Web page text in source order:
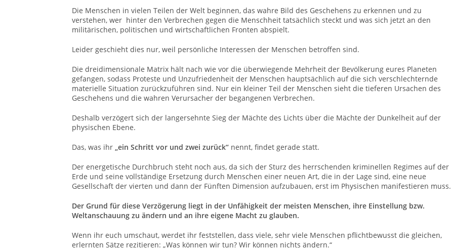
Die Menschen in vielen Teilen der Welt beginnen, das wahre Bild des Geschehens zu erkennen und zu
verstehen, wer hinter den Verbrechen gegen die Menschheit tatsächlich steckt und was sich jetzt an den
militärischen, politischen und wirtschaftlichen Fronten abspielt.
Leider geschieht dies nur, weil persönliche Interessen der Menschen betroffen sind.
Die dreidimensionale Matrix hält nach wie vor die überwiegende Mehrheit der Bevölkerung eures Planeten
gefangen, sodass Proteste und Unzufriedenheit der Menschen hauptsächlich auf die sich verschlechternde
materielle Situation zurückzuführen sind. Nur ein kleiner Teil der Menschen sieht die tieferen Ursachen des
Geschehens und die wahren Verursacher der begangenen Verbrechen.
Deshalb verzögert sich der langersehnte Sieg der Mächte des Lichts über die Mächte der Dunkelheit auf der
physischen Ebene.
Das, was ihr „ein Schritt vor und zwei zurück“ nennt, findet gerade statt.
Der energetische Durchbruch steht noch aus, da sich der Sturz des herrschenden kriminellen Regimes auf der
Erde und seine vollständige Ersetzung durch Menschen einer neuen Art, die in der Lage sind, eine neue
Gesellschaft der vierten und dann der Fünften Dimension aufzubauen, erst im Physischen manifestieren muss.
Der Grund für diese Verzögerung liegt in der Unfähigkeit der meisten Menschen, ihre Einstellung bzw.
Weltanschauung zu ändern und an ihre eigene Macht zu glauben.
Wenn ihr euch umschaut, werdet ihr feststellen, dass viele, sehr viele Menschen pflichtbewusst die gleichen,
erlernten Sätze rezitieren: „Was können wir tun? Wir können nichts ändern.“